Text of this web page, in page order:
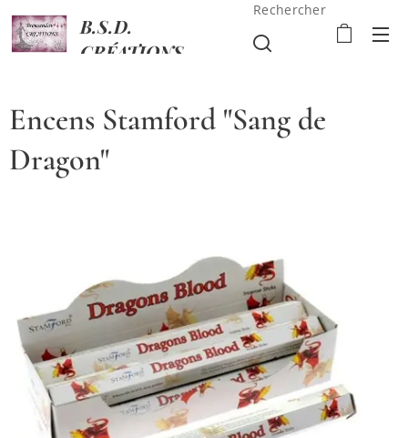
B.S.D.
CRÉATIONS
Rechercher
Encens Stamford "Sang de
Dragon"